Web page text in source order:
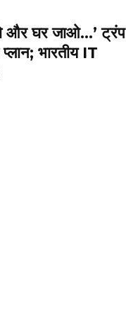
और घर जाओ…’ ट्रंप
भारतीय IT